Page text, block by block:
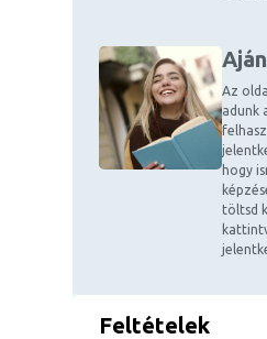
Az
adunk
hogy
töltsd
Feltételek